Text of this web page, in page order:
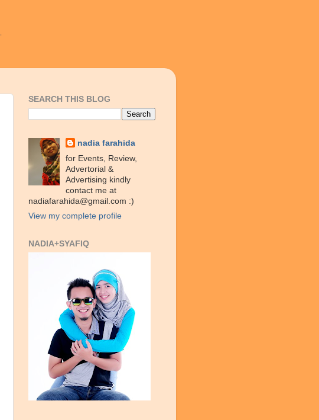
SEARCH THIS BLOG
nadia farahida
for Events, Review,
Advertorial &
Advertising kindly
contact me at
nadiafarahida@gmail.com :)
View my complete profile
NADIA+SYAFIQ